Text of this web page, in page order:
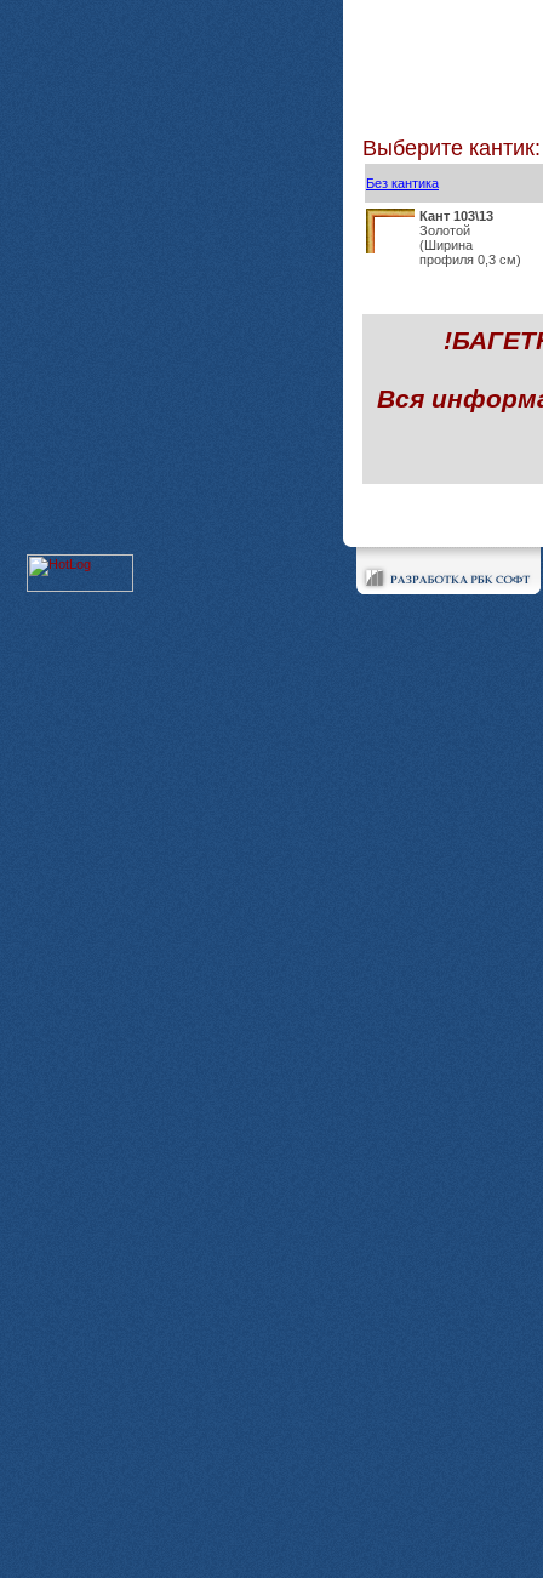
Выберите кантик:
Без кантика
Кант 103\13
Золотой
(Ширина
профиля 0,3 см)
Вся